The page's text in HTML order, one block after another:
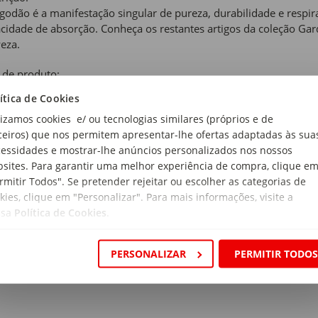
de Cookies
cookies e/ ou tecnologias similares (próprios e de
que nos permitem apresentar-lhe ofertas adaptadas às
e mostrar-lhe anúncios personalizados nos nossos
Para garantir uma melhor experiência de compra, clique em
Todos". Se pretender rejeitar ou escolher as categorias de
clique em "Personalizar". Para mais informações, visite a
Política de Cookies
PERSONALIZAR PERMITIR TODOS
é a manifestação singular de pureza, durabilidade e
de absorção. Conheça os restantes artigos da coleção
de produto:
e Bege
capa de edredão e duas fronhas.